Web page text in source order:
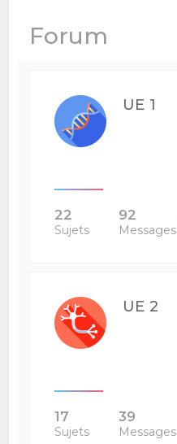
Forum
UE 1
22
Sujets
92
Messages
UE 2
17
Sujets
39
Messages